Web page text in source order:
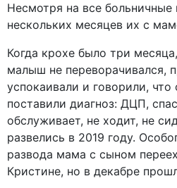
Несмотря на все
нескольких месяцев их с
Когда крохе было три
малыш не переворачивался,
успокаивали и говорили,
поставили диагноз: ДЦП,
обслуживает, не ходит, не
развелись в 2019 году.
развода мама с сыном
Кристине, но в декабре